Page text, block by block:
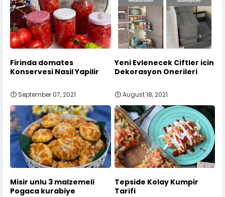
Firinda domates
Konservesi Nasil Yapilir
September 07, 2021
Yeni Evlenecek Ciftler icin
Dekorasyon Onerileri
August 18, 2021
Misir unlu 3 malzemeli
Pogaca kurabiye
Tepside Kolay Kumpir
Tarifi